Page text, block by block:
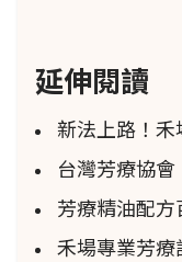
延伸閱讀
新法上路！
台灣芳療協
芳療精油配
禾場專業芳